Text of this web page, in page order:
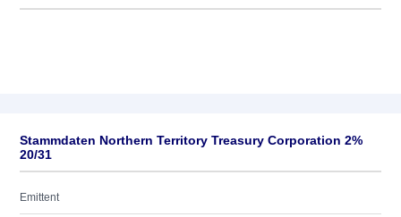
Stammdaten Northern Territory Treasury Corporation 2%
20/31
Emittent